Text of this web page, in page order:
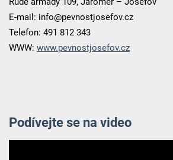
E-mail: info@pevnostjosefov.cz
Telefon: 491 812 343
WWW: www.pevnostjosefov.cz
Podívejte se na video